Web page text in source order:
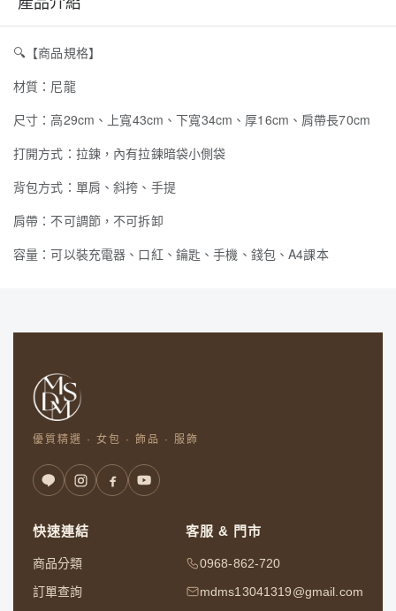
🔍 【商品規格】
材質：尼龍
尺寸：高29cm、上寬43cm、下寬34cm、厚16cm、肩帶長70cm
打開方式：拉鍊，內有拉鍊暗袋小側袋
背包方式：單肩、斜挎、手提
肩帶：不可調節，不可拆卸
容量：可以裝充電器、口紅、鑰匙、手機、錢包、A4課本
優質精選 · 女包 · 飾品 · 服飾
快速連結
商品分類
訂單查詢
客服 & 門市
0968-862-720
mdms13041319@gmail.com